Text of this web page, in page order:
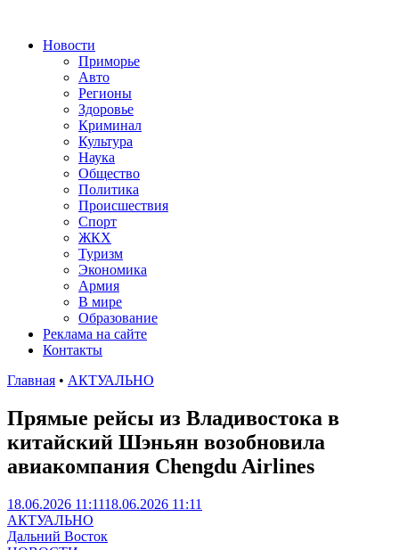
Новости
Приморье
Авто
Регионы
Здоровье
Криминал
Культура
Наука
Общество
Политика
Происшествия
Спорт
ЖКХ
Туризм
Экономика
Армия
В мире
Образование
Реклама на сайте
Контакты
Главная • АКТУАЛЬНО
Прямые рейсы из Владивостока в
китайский Шэньян возобновила
авиакомпания Chengdu Airlines
18.06.2026 11:1118.06.2026 11:11
АКТУАЛЬНО
Дальний Восток